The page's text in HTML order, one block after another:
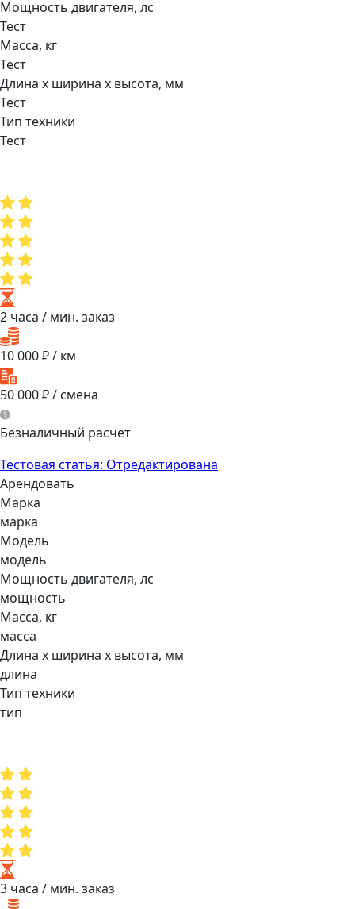
Мощнocть двигaтеля, лс
Тест
Масса, кг
Тест
Длина х ширина х высота, мм
Тест
Тип техники
Тест
2 часа / мин. заказ
10 000₽ / км
50 000₽ / смена
Безналичный расчет
Тестовая статья: Отредактирована
Арендовать
Марка
марка
Модель
модель
Мощнocть двигaтеля, лс
мощность
Масса, кг
масса
Длина х ширина х высота, мм
длина
Тип техники
тип
3 часа / мин. заказ